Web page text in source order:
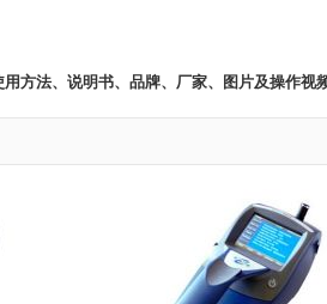
方法、说明书、品牌、厂家、图片及操作视